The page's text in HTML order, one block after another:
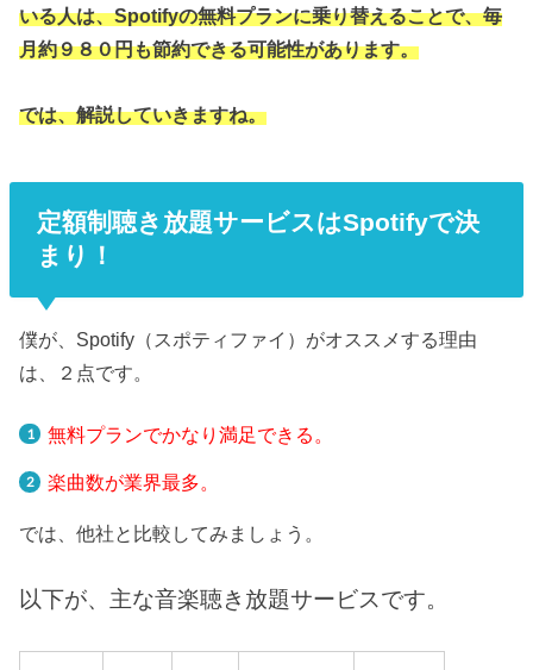
いる人は、Spotifyの無料プランに乗り替えることで、毎
月約９８０円も節約できる可能性があります。
では、解説していきますね。
定額制聴き放題サービスはSpotifyで決
まり！
僕が、Spotify（スポティファイ）がオススメする理由
は、２点です。
無料プランでかなり満足できる。
楽曲数が業界最多。
では、他社と比較してみましょう。
以下が、主な音楽聴き放題サービスです。